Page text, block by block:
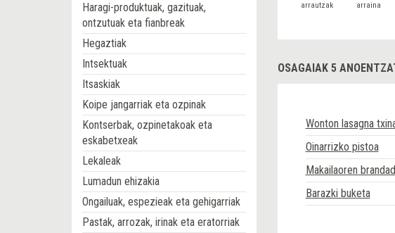
Haragi-produktuak, gazituak,
ontzutuak eta fianbreak
Hegaztiak
Intsektuak
Itsaskiak
Koipe jangarriak eta ozpinak
Kontserbak, ozpinetakoak eta
eskabetxeak
Lekaleak
Lumadun ehizakia
Ongailuak, espezieak eta gehigarriak
Pastak, arrozak, irinak eta eratorriak
arrautzak arraina
OSAGAIAK 5
Wonton lasagna
Oinarrizko pistoa
Makailaoren
Barazki buketa